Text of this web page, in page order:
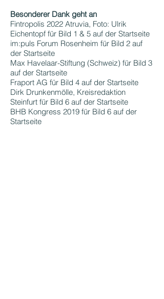
Besonderer Dank geht an
Fintropolis 2022 Atruvia, Foto: Ulrik
Eichentopf für Bild 1 & 5 auf der Startseite
im:puls Forum Rosenheim für Bild 2 auf
der Startseite
Max Havelaar-Stiftung (Schweiz) für Bild 3
auf der Startseite
Fraport AG für Bild 4 auf der Startseite
Dirk Drunkenmölle, Kreisredaktion
Steinfurt für Bild 6 auf der Startseite
BHB Kongress 2019 für Bild 6 auf der
Startseite